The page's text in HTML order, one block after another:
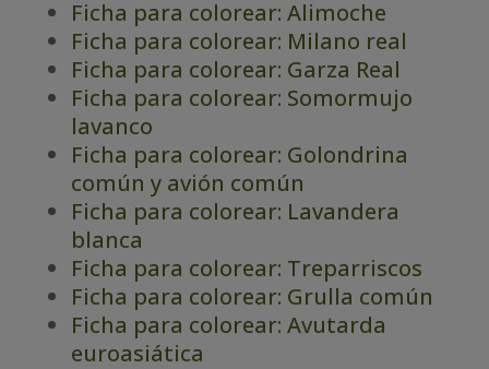
Ficha para colorear: Alimoche
Ficha para colorear: Milano real
Ficha para colorear: Garza Real
Ficha para colorear: Somormujo
lavanco
Ficha para colorear: Golondrina
común y avión común
Ficha para colorear: Lavandera
blanca
Ficha para colorear: Treparriscos
Ficha para colorear: Grulla común
Ficha para colorear: Avutarda
euroasiática